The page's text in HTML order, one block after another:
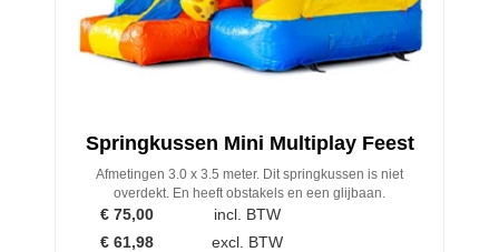
Springkussen Mini Multiplay Feest
Afmetingen 3.0 x 3.5 meter. Dit springkussen is niet
overdekt. En heeft obstakels en een glijbaan.
€ 75,00
incl. BTW
€ 61,98 excl. BTW